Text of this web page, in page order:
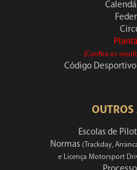
(Confira os
Código
OUTROS
Escolas de
Normas (Trackday,
e Licença Motorsport